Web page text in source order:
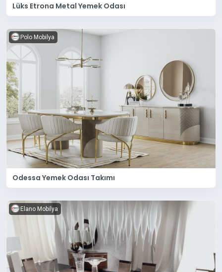
Lüks Etrona Metal Yemek Odası
Polo Mobilya
Odessa Yemek Odası Takımı
Elano Mobilya